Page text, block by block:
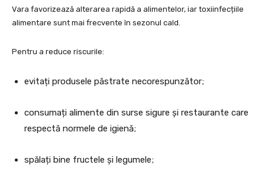
Vara favorizează alterarea rapidă a alimentelor, iar toxiinfecțiile
alimentare sunt mai frecvente în sezonul cald.
Pentru a reduce riscurile:
evitați produsele păstrate necorespunzător;
consumați alimente din surse sigure și restaurante care
respectă normele de igienă;
spălați bine fructele și legumele;